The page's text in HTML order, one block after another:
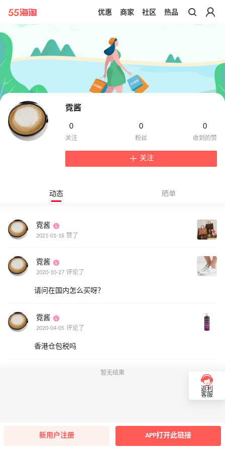
带你去官网买正品
优惠 商家 社区 热品
霓酱
0 0 0
关注
动态 晒单
霓酱
2021-01-16 赞了
霓酱
2020-10-27 评论了
请问在国内怎么买呀？
霓酱
2020-04-05 评论了
香港仓包税吗
暂无结果
返利
客服
新用户注册 APP打开此链接